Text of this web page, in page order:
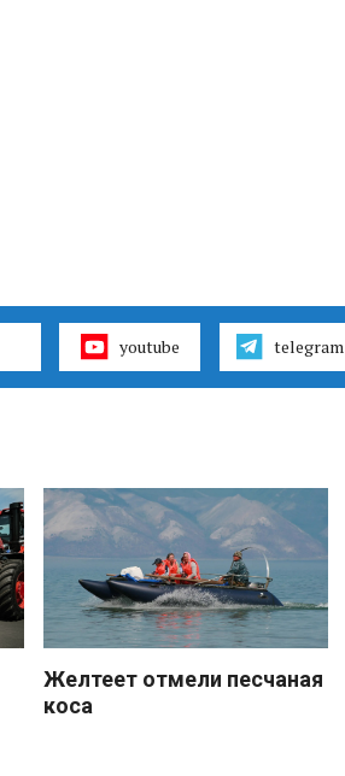
youtube telegram
Желтеет отмели песчаная
коса